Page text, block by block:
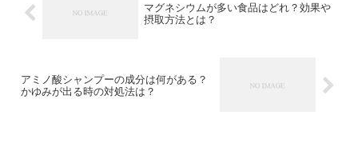
マグネシウムが多い食品はどれ？効果や
摂取方法とは？
アミノ酸シャンプーの成分は何がある？
かゆみが出る時の対処法は？